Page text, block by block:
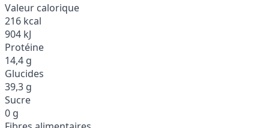
Valeur calorique
216 kcal
904 kJ
Protéine
14,4 g
Glucides
39,3 g
Sucre
0 g